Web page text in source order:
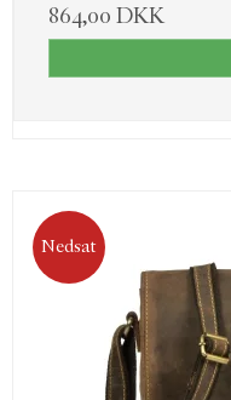
864,00 DKK
Nedsat